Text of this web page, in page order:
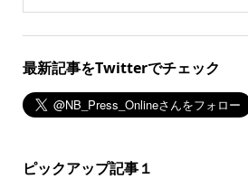
最新記事をTwitterでチェック
ピックアップ記事１